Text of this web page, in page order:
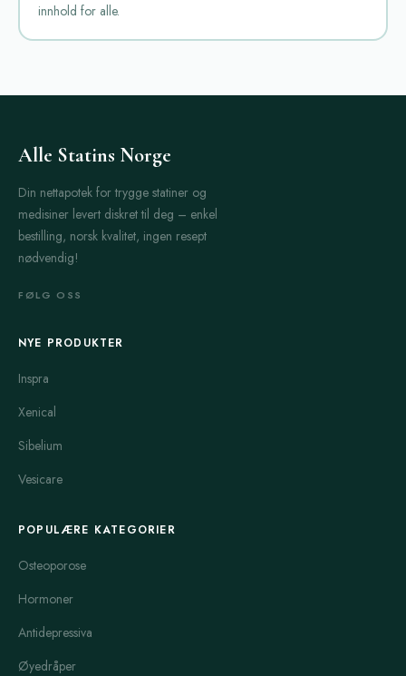
innhold for alle.
Alle Statins Norge
Din nettapotek for trygge statiner og
medisiner levert diskret til deg – enkel
bestilling, norsk kvalitet, ingen resept
nødvendig!
FØLG OSS
NYE PRODUKTER
Inspra
Xenical
Sibelium
Vesicare
POPULÆRE KATEGORIER
Osteoporose
Hormoner
Antidepressiva
Øyedråper